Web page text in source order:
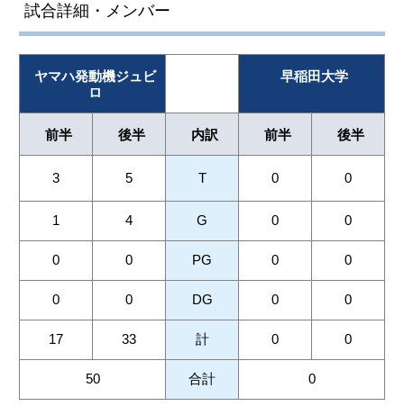
試合詳細・メンバー
ヤマハ発動機ジュビ
ロ
早稲田大学
前半 後半 内訳 前半 後半
3 5 T 0 0
1 4 G 0 0
0 0 PG 0 0
0 0 DG 0 0
17 33 計 0 0
50 合計 0